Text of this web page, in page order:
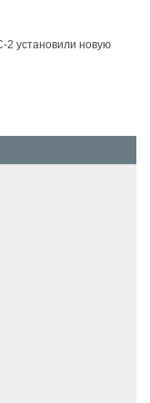
2 установили новую